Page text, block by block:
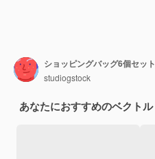
ショッピングバッグ6個セット
studiogstock
あなたにおすすめのベクトル